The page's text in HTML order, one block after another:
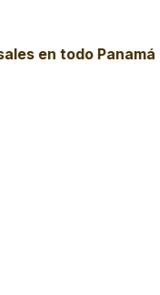
en todo Panamá